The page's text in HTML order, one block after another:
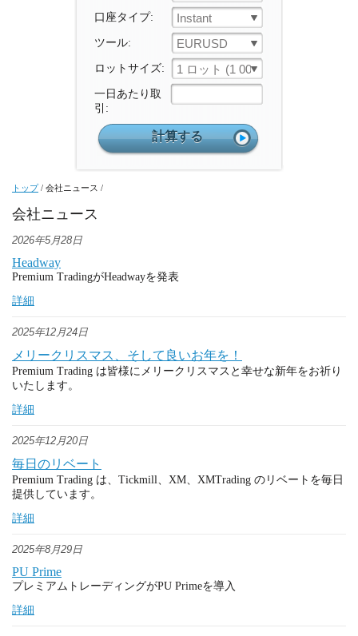
口座タイプ: Instant
ツール: EURUSD
ロットサイズ: 1 ロット (1 000 ユニット)
一日あたり取
引:
トップ/ 会社ニュース /
会社ニュース
2026年5月28日
Headway
Premium TradingがHeadwayを発表
詳細
2025年12月24日
メリークリスマス、そして良いお年を！
Premium Trading は皆様にメリークリスマスと幸せな新年をお祈り
いたします。
詳細
2025年12月20日
毎日のリベート
Premium Trading は、Tickmill、XM、XMTrading のリベートを毎日
提供しています。
詳細
2025年8月29日
PU Prime
プレミアムトレーディングがPU Primeを導入
詳細